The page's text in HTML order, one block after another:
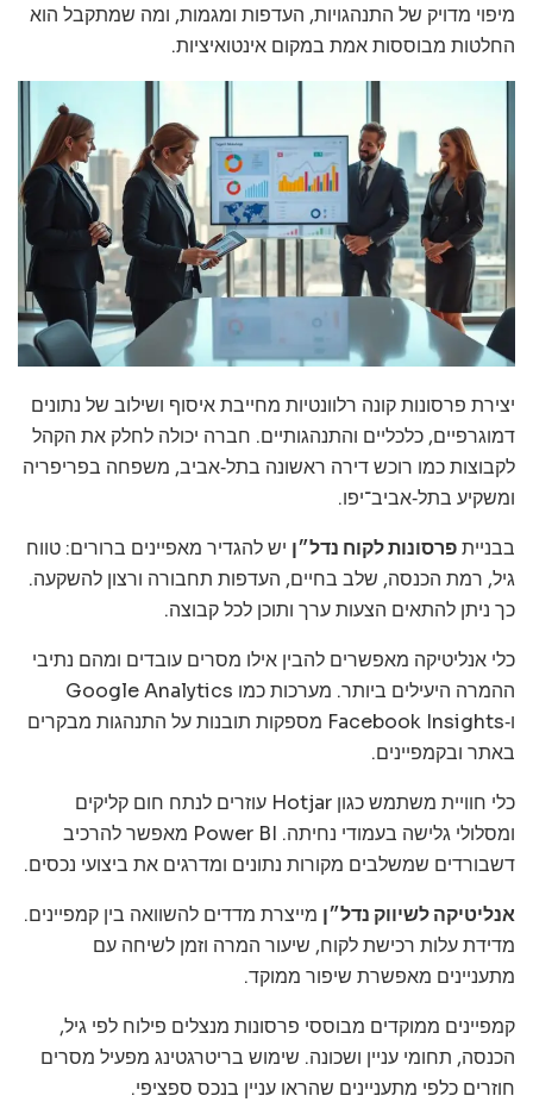
מיפוי מדויק של התנהגויות, העדפות ומגמות, ומה שמתקבל הוא
החלטות מבוססות אמת במקום אינטואיציות.
יצירת פרסונות קונה רלוונטיות מחייבת איסוף ושילוב של נתונים
דמוגרפיים, כלכליים והתנהגותיים. חברה יכולה לחלק את הקהל
לקבוצות כמו רוכש דירה ראשונה בתל‑אביב, משפחה בפריפריה
ומשקיע בתל‑אביב־יפו.
בבנייתפרסונות לקוח נדל״ן יש להגדיר מאפיינים ברורים: טווח
גיל, רמת הכנסה, שלב בחיים, העדפות תחבורה ורצון להשקעה.
כך ניתן להתאים הצעות ערך ותוכן לכל קבוצה.
כלי אנליטיקה מאפשרים להבין אילו מסרים עובדים ומהם נתיבי
ההמרה היעילים ביותר. מערכות כמו Google Analytics
ו‑Facebook Insights מספקות תובנות על התנהגות מבקרים
באתר ובקמפיינים.
כלי חוויית משתמש כגון Hotjar עוזרים לנתח חום קליקים
ומסלולי גלישה בעמודי נחיתה. Power BI מאפשר להרכיב
דשבורדים שמשלבים מקורות נתונים ומדרגים את ביצועי נכסים.
אנליטיקה לשיווק נדל״ן מייצרת מדדים להשוואה בין קמפיינים.
מדידת עלות רכישת לקוח, שיעור המרה וזמן לשיחה עם
מתעניינים מאפשרת שיפור ממוקד.
קמפיינים ממוקדים מבוססי פרסונות מנצלים פילוח לפי גיל,
הכנסה, תחומי עניין ושכונה. שימוש בריטרגטינג מפעיל מסרים
חוזרים כלפי מתעניינים שהראו עניין בנכס ספציפי.